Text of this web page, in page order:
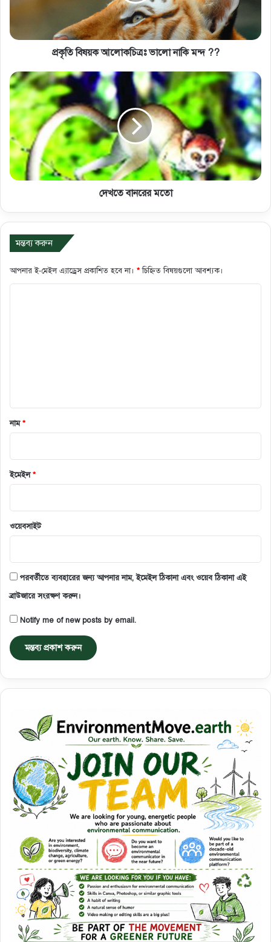
প্রকৃতি বিষয়ক আলোকচিত্রঃ ভালো নাকি মন্দ ??
দেখতে বানরের মতো
মন্তব্য করুন
আপনার ই-মেইল এ্যাড্রেস প্রকাশিত হবে না। *চিহ্নিত বিষয়গুলো আবশ্যক।
নাম*
ইমেইল*
ওয়েবসাইট
পরবর্তীতে ব্যবহারের জন্য আপনার নাম, ইমেইল ঠিকানা এবং ওয়েব ঠিকানা এই
ব্রাউজারে সংরক্ষণ করুন।
Notify me of new posts by email.